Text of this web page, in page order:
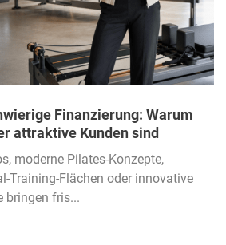
Finanzierung: Warum
attraktive Kunden sind
moderne Pilates-Konzepte,
Training-Flächen oder innovative
bringen fris...